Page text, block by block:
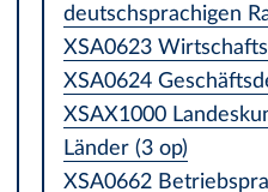
deutschsprachigen
XSA0623
XSA0624
XSAX1000
Länder (3 op)
XSA0662